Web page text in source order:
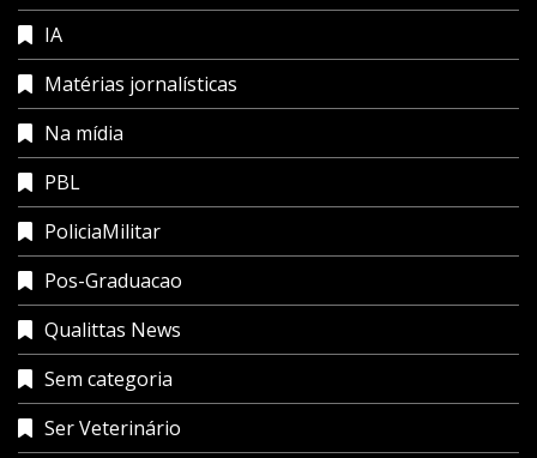
IA
Matérias jornalísticas
Na mídia
PBL
PoliciaMilitar
Pos-Graduacao
Qualittas News
Sem categoria
Ser Veterinário